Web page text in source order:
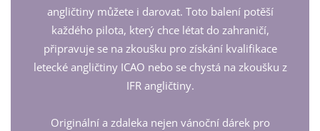
angličtiny můžete i darovat. Toto balení potěší
každého pilota, který chce létat do zahraničí,
připravuje se na zkoušku pro získání kvalifikace
letecké angličtiny ICAO nebo se chystá na zkoušku z
IFR angličtiny.
Originální a zdaleka nejen vánoční dárek pro